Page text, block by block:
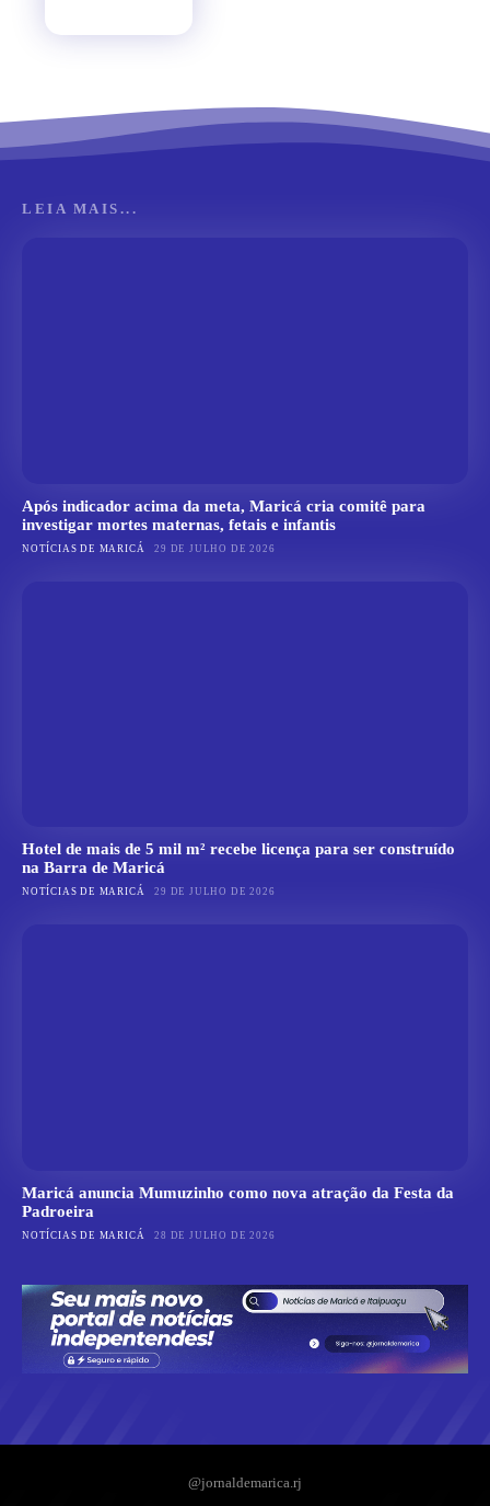
LEIA MAIS...
Após indicador acima da meta, Maricá cria comitê para
investigar mortes maternas, fetais e infantis
NOTÍCIAS DE MARICÁ 29 DE JULHO DE 2026
Hotel de mais de 5 mil m² recebe licença para ser construído
na Barra de Maricá
NOTÍCIAS DE MARICÁ 29 DE JULHO DE 2026
Maricá anuncia Mumuzinho como nova atração da Festa da
Padroeira
NOTÍCIAS DE MARICÁ 28 DE JULHO DE 2026
@jornaldemarica.rj